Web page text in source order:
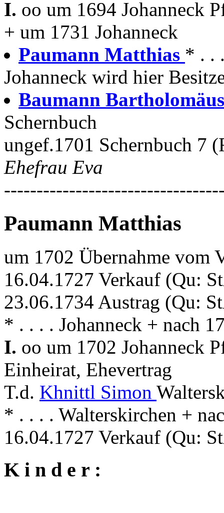
I. oo um 1694 Johanneck
+ um 1731 Johanneck
Paumann Matthias * . .
Johanneck wird hier
Baumann
Schernbuch
ungef.1701 Schernbuch 7
Ehefrau Eva
Paumann Matthias
um 1702 Übernahme vom
16.04.1727 Verkauf (Qu:
23.06.1734 Austrag (Qu:
* . . . . Johanneck + nach
I. oo um 1702 Johanneck
Einheirat, Ehevertrag
T.d. Khnittl Simon
* . . . . Walterskirchen +
16.04.1727 Verkauf (Qu:
K i n d e r :